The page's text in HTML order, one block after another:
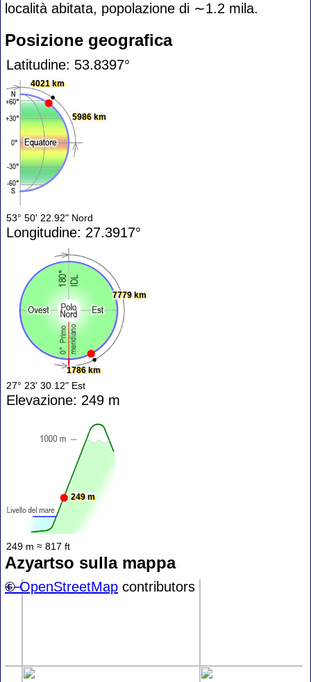
località abitata, popolazione di ∼1.2 mila.
Posizione geografica
Latitudine: 53.8397°
4021 km
5986 km
53° 50' 22.92" Nord
Longitudine: 27.3917°
1786 km
7779 km
27° 23' 30.12" Est
Elevazione: 249 m
249 m
249 m ≈ 817 ft
Azyartso sulla mappa
+−
©OpenStreetMap contributors